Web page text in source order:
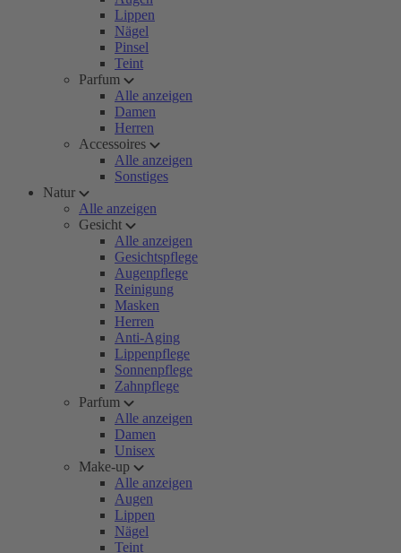
Lippen
Nägel
Pinsel
Teint
Parfum
Alle anzeigen
Damen
Herren
Accessoires
Alle anzeigen
Sonstiges
Natur
Alle anzeigen
Gesicht
Alle anzeigen
Gesichtspflege
Augenpflege
Reinigung
Masken
Herren
Anti-Aging
Lippenpflege
Sonnenpflege
Zahnpflege
Parfum
Alle anzeigen
Damen
Unisex
Make-up
Alle anzeigen
Augen
Lippen
Nägel
Teint